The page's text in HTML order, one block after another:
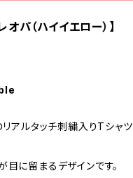
パ（ハイイエロー）】
リアルタッチ刺繍入りTシャツ
に留まるデザインです。